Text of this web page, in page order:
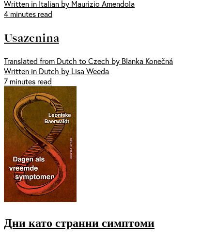
Written in Italian by Maurizio Amendola
4 minutes read
Usazenina
Translated from Dutch to Czech by Blanka Konečná
Written in Dutch by Lisa Weeda
7 minutes read
Дни като странни симптоми